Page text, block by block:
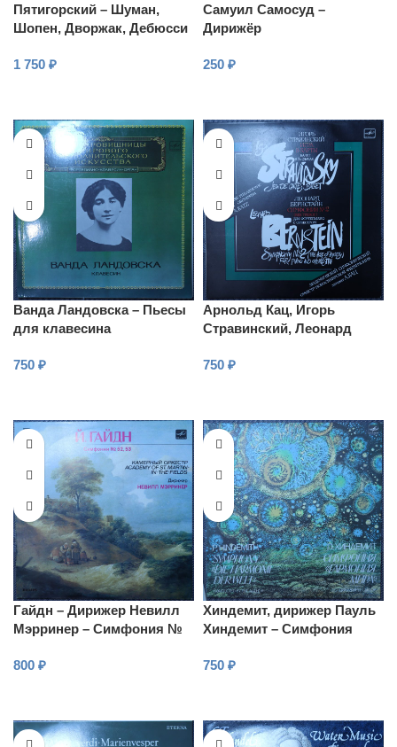
Пятигорский – Шуман,
Шопен, Дворжак, Дебюсси
виолончели и оркестра
1 750 ₽
Самуил Самосуд –
Дирижёр
250 ₽
Ванда Ландовска – Пьесы
для клавесина
750 ₽
Арнольд Кац, Игорь
Стравинский, Леонард
Век тревог
750 ₽
Гайдн – Дирижер Невилл
Мэрринер – Симфония №
800 ₽
Хиндемит, дирижер Пауль
Хиндемит – Симфония
750 ₽